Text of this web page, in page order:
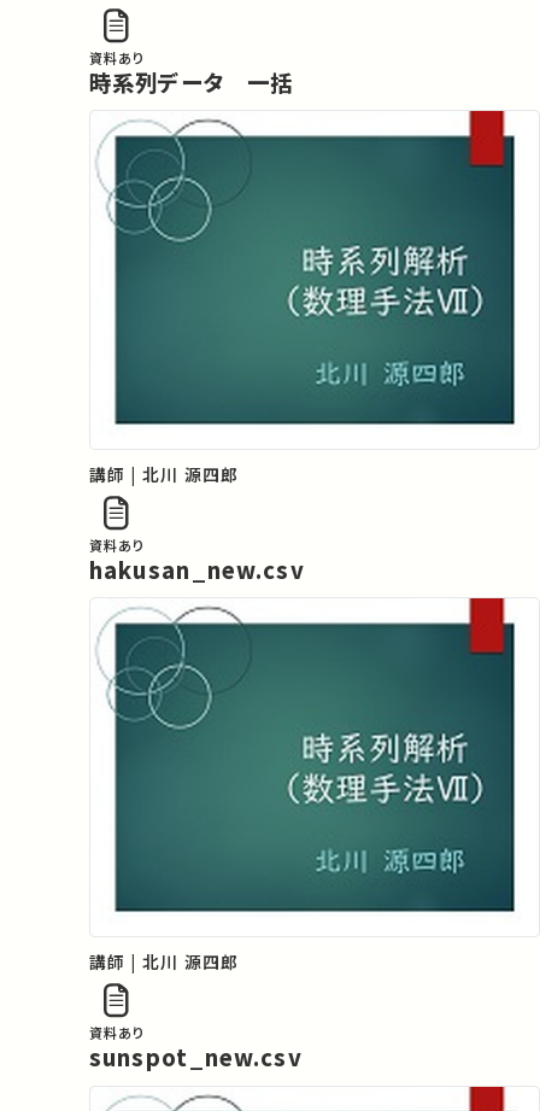
資料あり
時系列データ 一括
講師 | 北川 源四郎
資料あり
hakusan_new.csv
講師 | 北川 源四郎
資料あり
sunspot_new.csv